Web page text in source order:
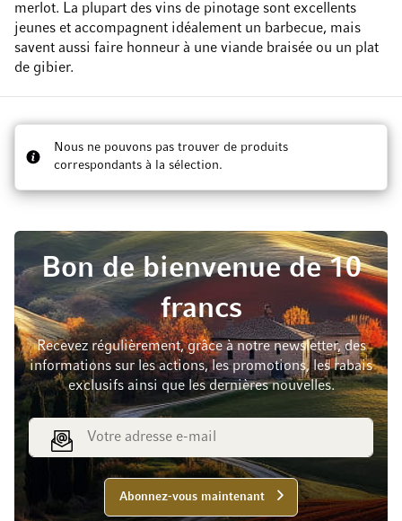
merlot. La plupart des vins de pinotage sont excellents
jeunes et accompagnent idéalement un barbecue, mais
savent aussi faire honneur à une viande braisée ou un plat
de gibier.
Nous ne pouvons pas trouver de produits
correspondants à la sélection.
Bon de bienvenue de 10
francs
Recevez régulièrement, grâce à notre newsletter, des
informations sur les actions, les promotions, les rabais
exclusifs ainsi que les dernières nouvelles.
Adresse e-mail
Abonnez-vous maintenant